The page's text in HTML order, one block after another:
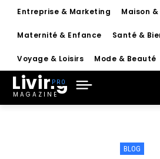
Entreprise & Marketing Maison
Maternité & Enfance Santé &
Voyage & Loisirs Mode & Beauté
Living
MAGAZINE
BLOG